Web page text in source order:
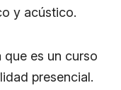
y acústico.
que es un curso
presencial.